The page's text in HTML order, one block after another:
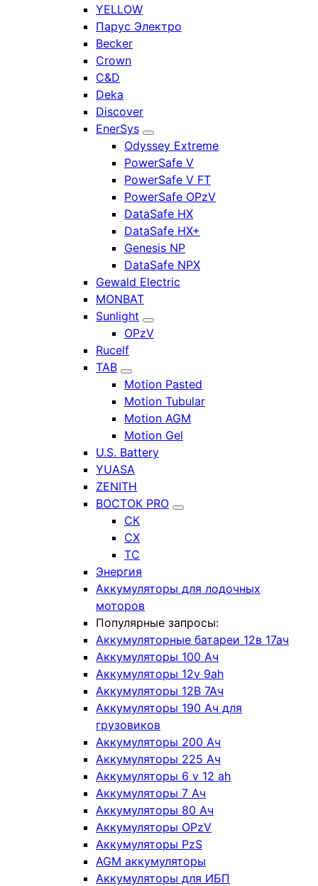
YELLOW
Парус Электро
Becker
Crown
C&D
Deka
Discover
EnerSys
Odyssey Extreme
PowerSafe V
PowerSafe V FT
PowerSafe OPzV
DataSafe HX
DataSafe HX+
Genesis NP
DataSafe NPX
Gewald Electric
MONBAT
Sunlight
OPzV
Rucelf
TAB
Motion Pasted
Motion Tubular
Motion AGM
Motion Gel
U.S. Battery
YUASA
ZENITH
ВОСТОК PRO
СК
СХ
ТС
Энергия
Аккумуляторы для лодочных
моторов
Популярные запросы:
Аккумуляторные батареи 12в 17ач
Аккумуляторы 100 Ач
Аккумуляторы 12v 9ah
Аккумуляторы 12В 7Ач
Аккумуляторы 190 Ач для
грузовиков
Аккумуляторы 200 Ач
Аккумуляторы 225 Ач
Аккумуляторы 6 v 12 ah
Аккумуляторы 7 Ач
Аккумуляторы 80 Ач
Аккумуляторы OPzV
Аккумуляторы PzS
AGM аккумуляторы
Аккумуляторы для ИБП